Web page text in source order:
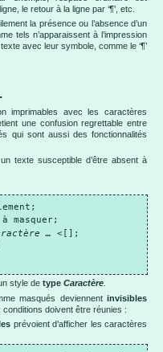
le retour à la ligne par ‘¶’, etc.
la présence ou l’absence d’un
tels n’apparaissent à l’impression
avec leur symbole, comme le ‘¶’
imprimables avec les caractères
une confusion regrettable entre
qui sont aussi des fonctionnalités
texte susceptible d’être absent à
masquer;
… <[];
style de type Caractère
masqués deviennent invisibles
conditions doivent être réunies :
prévoient d’afficher les caractères